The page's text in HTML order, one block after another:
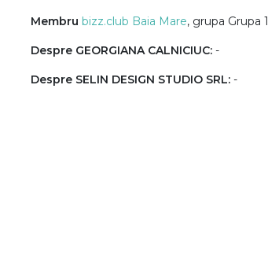
Membru bizz.club Baia Mare, grupa Grupa 1
Despre GEORGIANA CALNICIUC: -
Despre SELIN DESIGN STUDIO SRL: -